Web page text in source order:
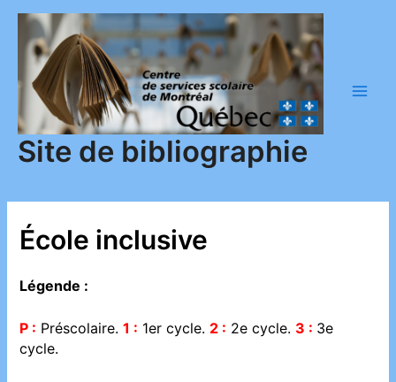
contenu
Site de bibliographie
École inclusive
Légende :
P : Préscolaire.1 : 1er cycle. 2 : 2e cycle. 3 : 3e
cycle.